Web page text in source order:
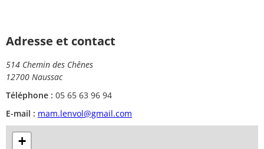
Adresse et contact
514 Chemin des Chênes
12700 Naussac
Téléphone : 05 65 63 96 94
E-mail : mam.lenvol@gmail.com
+